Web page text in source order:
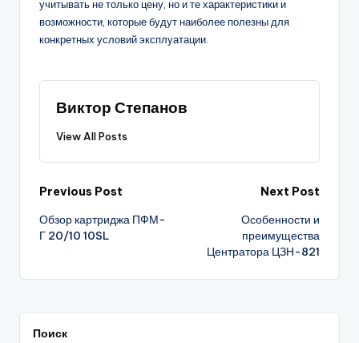
учитывать не только цену, но и те характеристики и
возможности, которые будут наиболее полезны для
конкретных условий эксплуатации.
Виктор Степанов
View All Posts
Post
navigation
Previous Post
Обзор картриджа ПФМ-
Г 20/10 10SL
Next Post
Особенности и
преимущества
Центратора ЦЗН-821
Поиск